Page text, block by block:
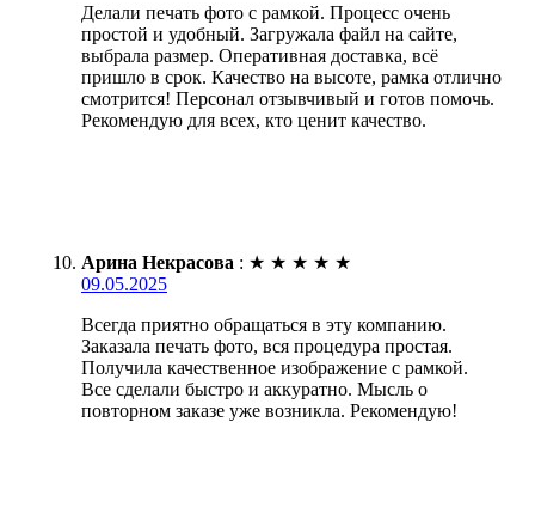
Делали печать фото с рамкой. Процесс очень
простой и удобный. Загружала файл на сайте,
выбрала размер. Оперативная доставка, всё
пришло в срок. Качество на высоте, рамка отлично
смотрится! Персонал отзывчивый и готов помочь.
Рекомендую для всех, кто ценит качество.
Арина Некрасова : ★ ★ ★ ★ ★
09.05.2025
Всегда приятно обращаться в эту компанию.
Заказала печать фото, вся процедура простая.
Получила качественное изображение с рамкой.
Все сделали быстро и аккуратно. Мысль о
повторном заказе уже возникла. Рекомендую!